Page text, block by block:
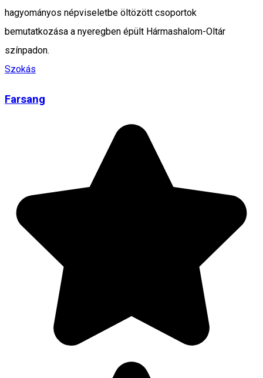
hagyományos népviseletbe öltözött csoportok
bemutatkozása a nyeregben épült Hármashalom-Oltár
színpadon.
Szokás
Farsang